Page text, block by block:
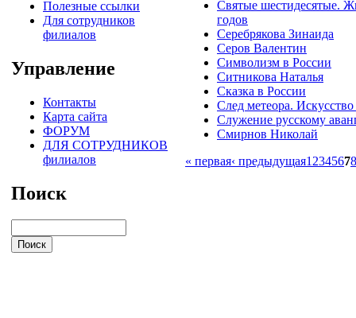
Полезные ссылки
Для сотрудников
филиалов
Управление
Контакты
Карта сайта
ФОРУМ
ДЛЯ СОТРУДНИКОВ
филиалов
Поиск
Святые шестидесятые.
годов
Серебрякова Зинаида
Серов Валентин
Символизм в России
Ситникова Наталья
Сказка в России
След метеора.
Служение русскому
Смирнов Николай
« первая‹ предыдущая1 2345678